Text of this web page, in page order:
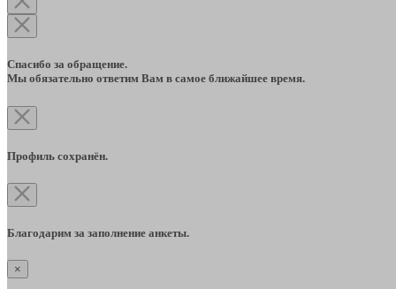
Спасибо за обращение.
Мы обязательно ответим Вам в самое ближайшее время.
Профиль сохранён.
Благодарим за заполнение анкеты.
×